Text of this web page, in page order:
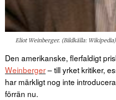
Eliot Weinberger. (Bildkälla: Wikipedia)
Den amerikanske, flerfaldigt
Weinberger– till yrket kritiker,
har märkligt nog inte
förrän nu.